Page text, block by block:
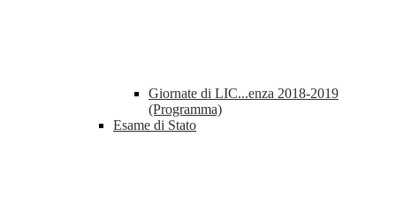
Giornate di LIC...enza 2018-2019
(Programma)
Esame di Stato